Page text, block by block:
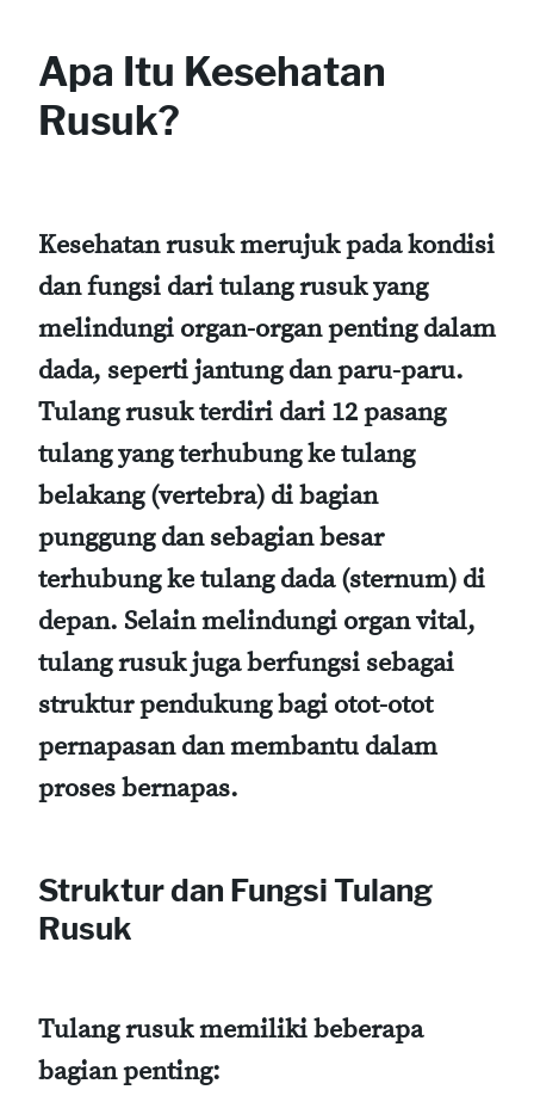
Apa Itu Kesehatan
Rusuk?
Kesehatan rusuk merujuk pada kondisi
dan fungsi dari tulang rusuk yang
melindungi organ-organ penting dalam
dada, seperti jantung dan paru-paru.
Tulang rusuk terdiri dari 12 pasang
tulang yang terhubung ke tulang
belakang (vertebra) di bagian
punggung dan sebagian besar
terhubung ke tulang dada (sternum) di
depan. Selain melindungi organ vital,
tulang rusuk juga berfungsi sebagai
struktur pendukung bagi otot-otot
pernapasan dan membantu dalam
proses bernapas.
Struktur dan Fungsi Tulang
Rusuk
Tulang rusuk memiliki beberapa
bagian penting: